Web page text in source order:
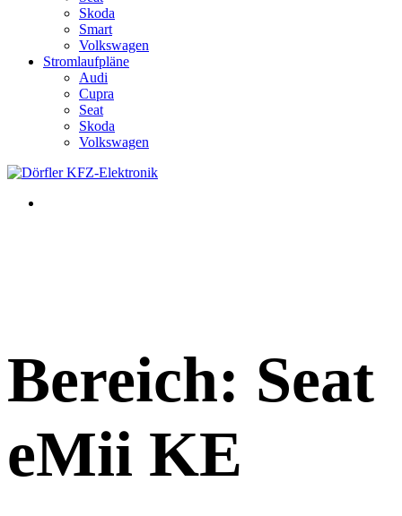
Skoda
Smart
Volkswagen
Stromlaufpläne
Audi
Cupra
Seat
Skoda
Volkswagen
Bereich: Seat
eMii KE